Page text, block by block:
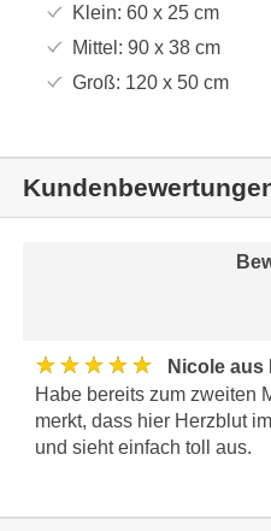
Klein: 60 x 25cm
Mittel: 90 x 38cm
Groß: 120 x 50cm
★★★★★
Nicole aus
Habe bereits zum zweiten
merkt, dass hier Herzblut
und sieht einfach toll aus.